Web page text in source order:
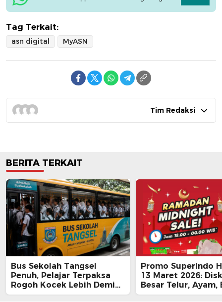
Tag Terkait:
asn digital MyASN
Tim Redaksi
BERITA TERKAIT
Bus Sekolah Tangsel
Penuh, Pelajar Terpaksa
Rogoh Kocek Lebih Demi
Tiba Tepat Waktu
Promo Superindo
13 Maret 2026:
Besar Telur, Ayam,
hingga Daging,